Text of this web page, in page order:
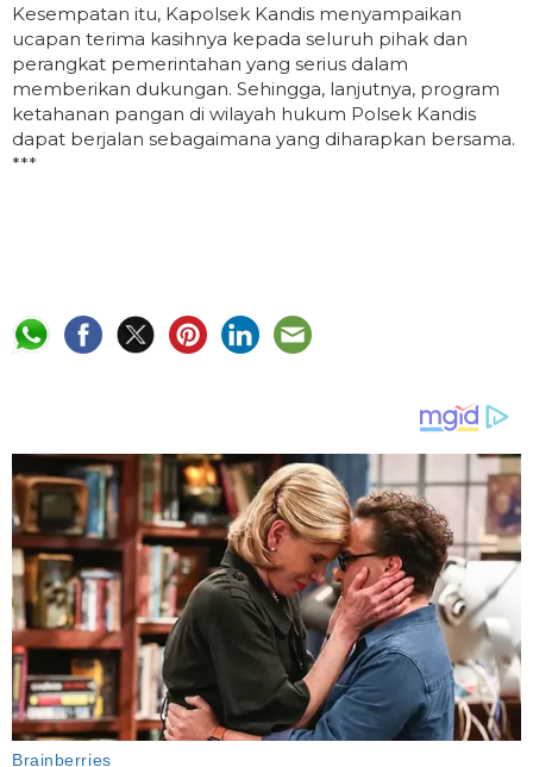
Kesempatan itu, Kapolsek Kandis menyampaikan
ucapan terima kasihnya kepada seluruh pihak dan
perangkat pemerintahan yang serius dalam
memberikan dukungan. Sehingga, lanjutnya, program
ketahanan pangan di wilayah hukum Polsek Kandis
dapat berjalan sebagaimana yang diharapkan bersama.
***